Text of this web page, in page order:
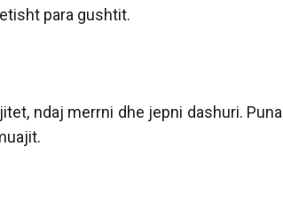
para gushtit.
ndaj merrni dhe jepni dashuri. Puna